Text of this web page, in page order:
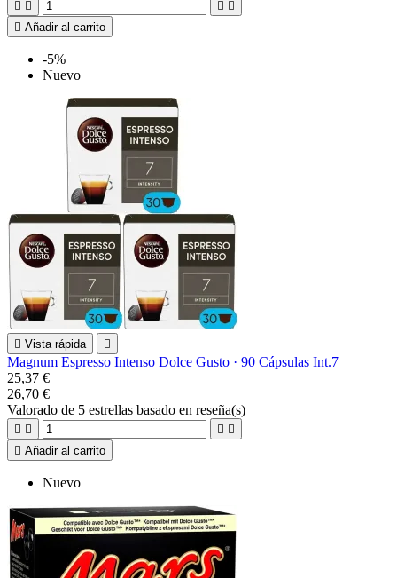
   
 Añadir al carrito
-5%
Nuevo
 Vista rápida 
Magnum Espresso Intenso Dolce Gusto · 90 Cápsulas Int.7
25,37 €
26,70 €
Valorado de 5 estrellas basado en reseña(s)
   
 Añadir al carrito
Nuevo